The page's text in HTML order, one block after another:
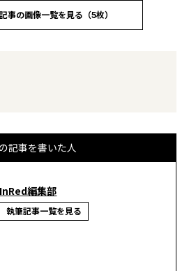
事の画像一覧を見る（5枚）
記事を書いた人
InRed編集部
執筆記事一覧を見る